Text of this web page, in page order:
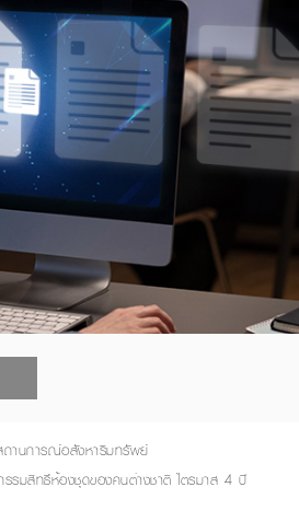
ถานการณ์อสังหาริมทรัพย์
รมสิทธิ์ห้องชุดของคนต่างชาติ ไตรมาส 4 ปี